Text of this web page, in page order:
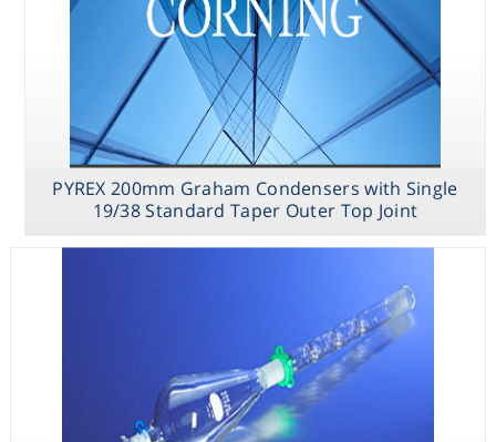
PYREX 200mm Graham Condensers with Single
19/38 Standard Taper Outer Top Joint
PYREX 200mm
Graham
Condensers with
Standard Taper
Outer Top Joint
PYREX 3-Ball
Snyder Column
with 24/40
PYREX Barrett
Apparatus with
Safety
Chemicals